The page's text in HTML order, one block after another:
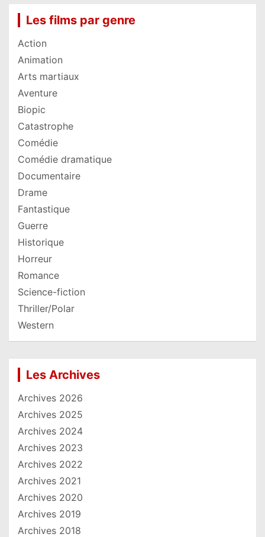
Les films par genre
Action
Animation
Arts martiaux
Aventure
Biopic
Catastrophe
Comédie
Comédie dramatique
Documentaire
Drame
Fantastique
Guerre
Historique
Horreur
Romance
Science-fiction
Thriller/Polar
Western
Les Archives
Archives 2026
Archives 2025
Archives 2024
Archives 2023
Archives 2022
Archives 2021
Archives 2020
Archives 2019
Archives 2018